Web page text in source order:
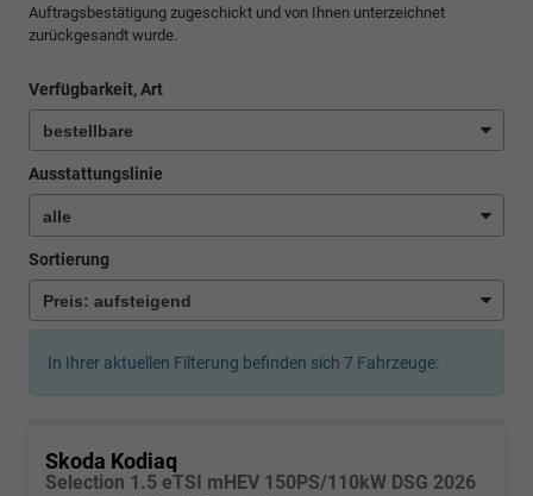
Auftragsbestätigung zugeschickt und von Ihnen unterzeichnet
zurückgesandt wurde.
Verfügbarkeit, Art
Ausstattungslinie
Sortierung
In Ihrer aktuellen Filterung befinden sich 7 Fahrzeuge:
Skoda Kodiaq
Selection 1.5 eTSI mHEV 150PS/110kW DSG 2026